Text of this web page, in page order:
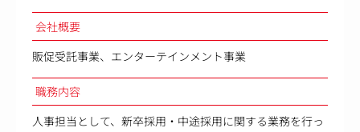
会社概要
販促受託事業、エンターテインメント事業
職務内容
人事担当として、新卒採用・中途採用に関する業務を行っ